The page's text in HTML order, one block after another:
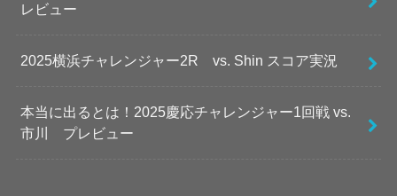
レビュー
2025横浜チャレンジャー2R vs. Shin スコア実況
本当に出るとは！2025慶応チャレンジャー1回戦 vs.
市川 プレビュー